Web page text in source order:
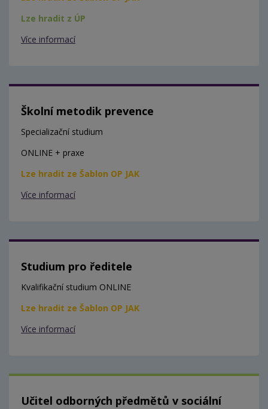
Lze hradit z ÚP
Více informací
Školní metodik prevence
Specializační studium
ONLINE + praxe
Lze hradit ze Šablon OP JAK
Více informací
Studium pro ředitele
Kvalifikační studium ONLINE
Lze hradit ze Šablon OP JAK
Více informací
Učitel odborných předmětů v sociální